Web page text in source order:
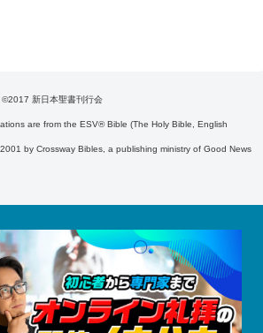
新日本聖書刊行会
are from the ESV® Bible (The Holy Bible, English
by Crossway Bibles, a publishing ministry of Good News